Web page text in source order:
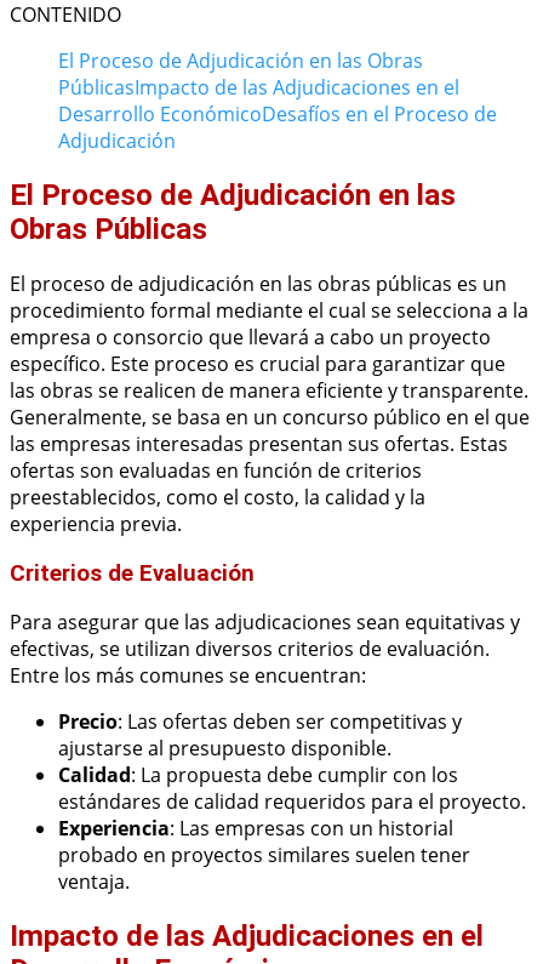
CONTENIDO
El Proceso de Adjudicación en las Obras
PúblicasImpacto de las Adjudicaciones en el
Desarrollo EconómicoDesafíos en el Proceso de
Adjudicación
El Proceso de Adjudicación en las
Obras Públicas
El proceso de adjudicación en las obras públicas es un
procedimiento formal mediante el cual se selecciona a la
empresa o consorcio que llevará a cabo un proyecto
específico. Este proceso es crucial para garantizar que
las obras se realicen de manera eficiente y transparente.
Generalmente, se basa en un concurso público en el que
las empresas interesadas presentan sus ofertas. Estas
ofertas son evaluadas en función de criterios
preestablecidos, como el costo, la calidad y la
experiencia previa.
Criterios de Evaluación
Para asegurar que las adjudicaciones sean equitativas y
efectivas, se utilizan diversos criterios de evaluación.
Entre los más comunes se encuentran:
Precio: Las ofertas deben ser competitivas y
ajustarse al presupuesto disponible.
Calidad: La propuesta debe cumplir con los
estándares de calidad requeridos para el proyecto.
Experiencia: Las empresas con un historial
probado en proyectos similares suelen tener
ventaja.
Impacto de las Adjudicaciones en el